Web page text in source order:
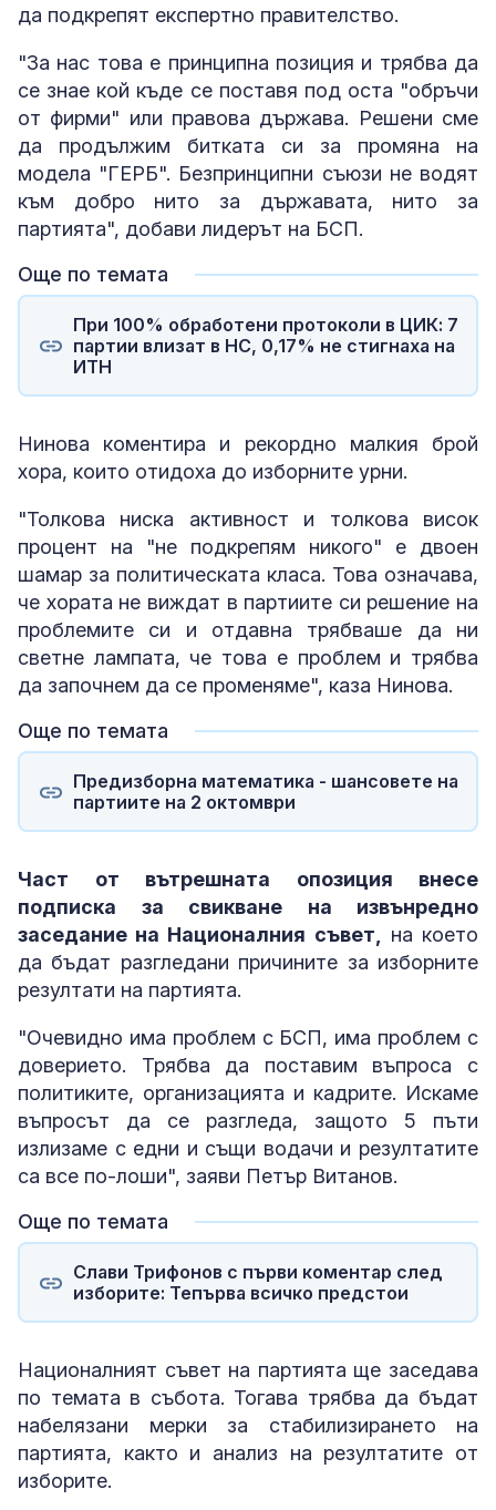
да подкрепят експертно правителство.
"За нас това е принципна позиция и трябва да
се знае кой къде се поставя под оста "обръчи
от фирми" или правова държава. Решени сме
да продължим битката си за промяна на
модела "ГЕРБ". Безпринципни съюзи не водят
към добро нито за държавата, нито за
партията", добави лидерът на БСП.
Още по темата
При 100% обработени протоколи в ЦИК: 7
партии влизат в НС, 0,17% не стигнаха на
ИТН
Нинова коментира и рекордно малкия брой
хора, които отидоха до изборните урни.
"Толкова ниска активност и толкова висок
процент на "не подкрепям никого" е двоен
шамар за политическата класа. Това означава,
че хората не виждат в партиите си решение на
проблемите си и отдавна трябваше да ни
светне лампата, че това е проблем и трябва
да започнем да се променяме", каза Нинова.
Още по темата
Предизборна математика - шансовете на
партиите на 2 октомври
Част от вътрешната опозиция внесе
подписка за свикване на извънредно
заседание на Националния съвет,
на което
да бъдат разгледани причините за изборните
резултати на партията.
"Очевидно има проблем с БСП, има проблем с
доверието. Трябва да поставим въпроса с
политиките, организацията и кадрите. Искаме
въпросът да се разгледа, защото 5 пъти
излизаме с едни и същи водачи и резултатите
са все по-лоши", заяви Петър Витанов.
Още по темата
Слави Трифонов с първи коментар след
изборите: Тепърва всичко предстои
Националният съвет на партията ще заседава
по темата в събота. Тогава трябва да бъдат
набелязани мерки за стабилизирането на
партията, както и анализ на резултатите от
изборите.